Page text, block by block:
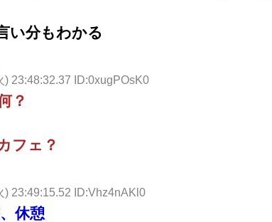
い分もわかる
) 23:48:32.37 ID:0xugPOsK0
？
フェ？
) 23:49:15.52 ID:Vhz4nAKl0
休憩